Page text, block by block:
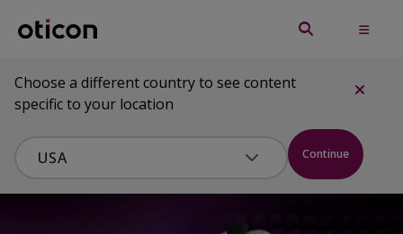
Choose a different country to see content
specific to your location
Continue